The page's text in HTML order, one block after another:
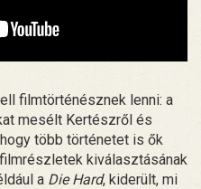
filmtörténésznek lenni: a
mesélt Kertészről és
több történetet is ők
kiválasztásának
a Die Hard, kiderült, mi